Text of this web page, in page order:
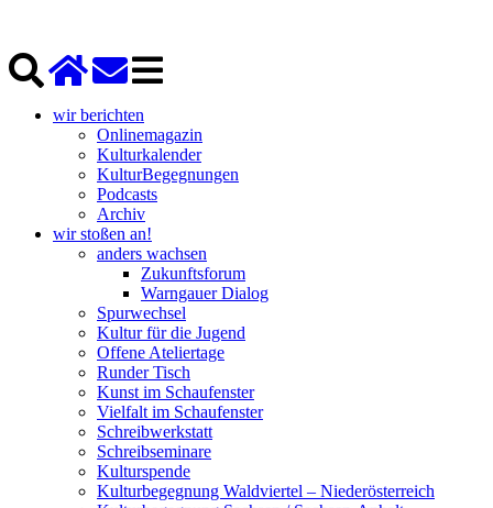
wir berichten
Onlinemagazin
Kulturkalender
KulturBegegnungen
Podcasts
Archiv
wir stoßen an!
anders wachsen
Zukunftsforum
Warngauer Dialog
Spurwechsel
Kultur für die Jugend
Offene Ateliertage
Runder Tisch
Kunst im Schaufenster
Vielfalt im Schaufenster
Schreibwerkstatt
Schreibseminare
Kulturspende
Kulturbegegnung Waldviertel – Niederösterreich